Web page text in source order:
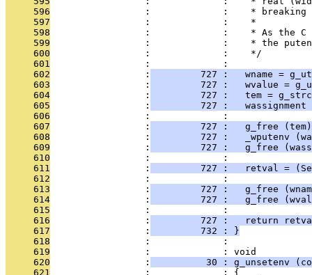
     596
:             :    *
     597
                 :             :    *
     598
:             :    * As the
     599
:             :    * the
     600
                 :             :    */
     601
                 :             :
     602
                 :
727 :   wname =
     603
                 :
727 :   wvalue =
     604
                 :
727 :   tem =
     605
                 :
727 :   wassignment
     606
                 :             :
     607
                 :
727 :   g_free
     608
                 :
727 :   _wputenv
     609
                 :
727 :   g_free
     610
                 :             :
     611
                 :
727 :   retval =
     612
                 :             :
     613
                 :
727 :   g_free
     614
                 :
727 :   g_free
     615
                 :             :
     616
                 :
727 :   return
     617
                 :
         732 : }
     618
                 :             :
     619
                 :             : void
     620
                 :
30 : g_unsetenv
     621
                 :             : {